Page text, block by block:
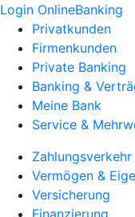
Login OnlineBanking
Privatkunden
Firmenkunden
Private Banking
Banking &
Meine Bank
Service &
Zahlungsverkehr
Vermögen &
Versicherung
Finanzierung